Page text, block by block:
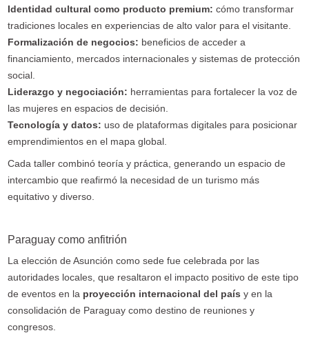
Identidad cultural como producto premium: cómo transformar
tradiciones locales en experiencias de alto valor para el visitante.
Formalización de negocios: beneficios de acceder a
financiamiento, mercados internacionales y sistemas de protección
social.
Liderazgo y negociación: herramientas para fortalecer la voz de
las mujeres en espacios de decisión.
Tecnología y datos: uso de plataformas digitales para posicionar
emprendimientos en el mapa global.
Cada taller combinó teoría y práctica, generando un espacio de
intercambio que reafirmó la necesidad de un turismo más
equitativo y diverso.
Paraguay como anfitrión
La elección de Asunción como sede fue celebrada por las
autoridades locales, que resaltaron el impacto positivo de este tipo
de eventos en la proyección internacional del país y en la
consolidación de Paraguay como destino de reuniones y
congresos.